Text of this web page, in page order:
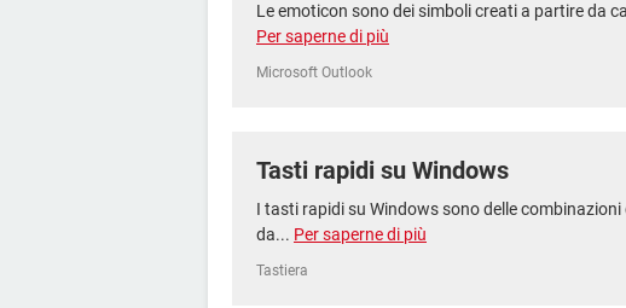
Le emoticon sono dei simboli creati a partire da
Per saperne di più
Microsoft Outlook
Tasti rapidi su Windows
I tasti rapidi su Windows sono delle
da... Per saperne di più
Tastiera